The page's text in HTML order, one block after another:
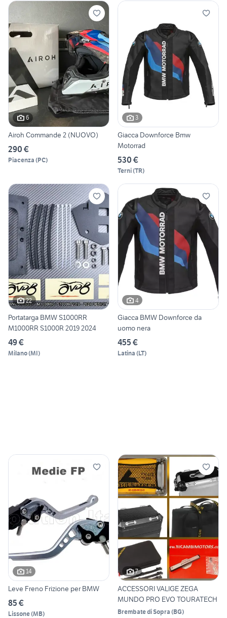
6
Airoh Commande 2 (NUOVO)
290 €
Piacenza (PC)
3
Giacca Downforce Bmw
Motorrad
530 €
Terni(TR)
22
Portatarga BMW S1000RR
M1000RR S1000R 2019 2024
49 €
Milano(MI)
4
Giacca BMW Downforce da
uomo nera
455 €
Latina (LT)
14
Leve Freno Frizione per BMW
85 €
Lissone(MB)
7
ACCESSORI VALIGE ZEGA
MUNDO PRO EVO TOURATECH
Brembate di Sopra (BG)